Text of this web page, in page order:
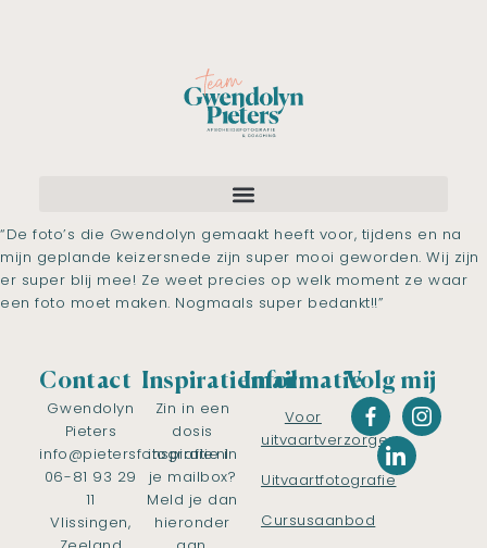
“De foto’s die Gwendolyn gemaakt heeft voor, tijdens en na
mijn geplande keizersnede zijn super mooi geworden. Wij zijn
er super blij mee! Ze weet precies op welk moment ze waar
een foto moet maken. Nogmaals super bedankt!!”
Contact
Gwendolyn
Pieters
info@pietersfotografie.nl
06-81 93 29
11
Vlissingen,
Inspiratiemail
Zin in een
dosis
inspiratie in
je mailbox?
Meld je dan
hieronder
Informatie
Voor
uitvaartverzorgers
Uitvaartfotografie
Cursusaanbod
Volg mij